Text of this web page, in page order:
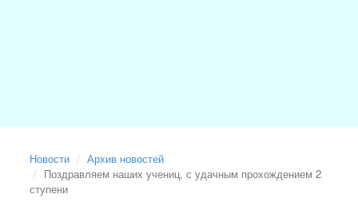
Новости
Архив новостей
Поздравляем наших учениц, с удачным прохождением 2
ступени